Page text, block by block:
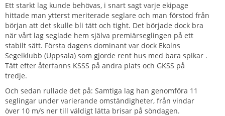
Ett starkt lag kunde behövas, i snart sagt varje ekipage
hittade man ytterst meriterade seglare och man förstod från
början att det skulle bli tätt och tight. Det började dock bra
när vårt lag seglade hem själva premiärseglingen på ett
stabilt sätt. Första dagens dominant var dock Ekolns
Segelklubb (Uppsala) som gjorde rent hus med bara spikar .
Tätt efter återfanns KSSS på andra plats och GKSS på
tredje.
Och sedan rullade det på: Samtiga lag han genomföra 11
seglingar under varierande omständigheter, från vindar
över 10 m/s ner till väldigt lätta brisar på söndagen.